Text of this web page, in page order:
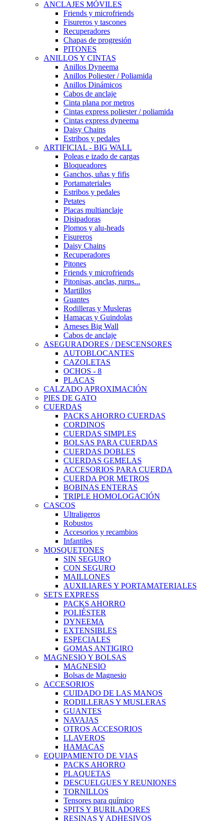
ANCLAJES MÓVILES
Friends y microfriends
Fisureros y tascones
Recuperadores
Chapas de progresión
PITONES
ANILLOS Y CINTAS
Anillos Dyneema
Anillos Poliester / Poliamida
Anillos Dinámicos
Cabos de anclaje
Cinta plana por metros
Cintas express poliester / poliamida
Cintas express dyneema
Daisy Chains
Estribos y pedales
ARTIFICIAL - BIG WALL
Poleas e izado de cargas
Bloqueadores
Ganchos, uñas y fifis
Portamateriales
Estribos y pedales
Petates
Placas multianclaje
Disipadoras
Plomos y alu-heads
Fisureros
Daisy Chains
Recuperadores
Pitones
Friends y microfriends
Pitonisas, anclas, rurps...
Martillos
Guantes
Rodilleras y Musleras
Hamacas y Guindolas
Arneses Big Wall
Cabos de anclaje
ASEGURADORES / DESCENSORES
AUTOBLOCANTES
CAZOLETAS
OCHOS - 8
PLACAS
CALZADO APROXIMACIÓN
PIES DE GATO
CUERDAS
PACKS AHORRO CUERDAS
CORDINOS
CUERDAS SIMPLES
BOLSAS PARA CUERDAS
CUERDAS DOBLES
CUERDAS GEMELAS
ACCESORIOS PARA CUERDA
CUERDA POR METROS
BOBINAS ENTERAS
TRIPLE HOMOLOGACIÓN
CASCOS
Ultraligeros
Robustos
Accesorios y recambios
Infantiles
MOSQUETONES
SIN SEGURO
CON SEGURO
MAILLONES
AUXILIARES Y PORTAMATERIALES
SETS EXPRESS
PACKS AHORRO
POLIÉSTER
DYNEEMA
EXTENSIBLES
ESPECIALES
GOMAS ANTIGIRO
MAGNESIO Y BOLSAS
MAGNESIO
Bolsas de Magnesio
ACCESORIOS
CUIDADO DE LAS MANOS
RODILLERAS Y MUSLERAS
GUANTES
NAVAJAS
OTROS ACCESORIOS
LLAVEROS
HAMACAS
EQUIPAMIENTO DE VIAS
PACKS AHORRO
PLAQUETAS
DESCUELGUES Y REUNIONES
TORNILLOS
Tensores para químico
SPITS Y BURILADORES
RESINAS Y ADHESIVOS